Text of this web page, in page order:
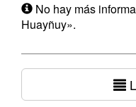
No hay más
Huayñuy».